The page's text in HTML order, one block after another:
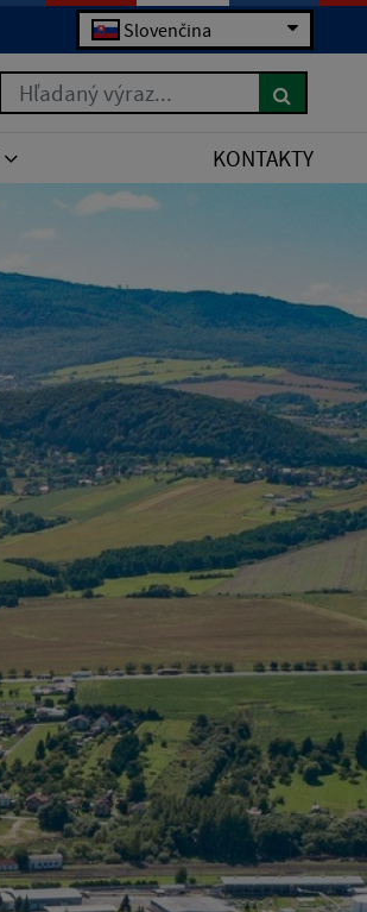
Slovenčina
Hľadaný výraz...
KONTAKTY